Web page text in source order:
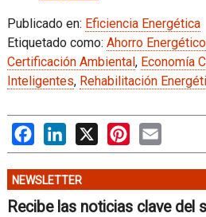
Publicado en: Eficiencia Energética
Etiquetado como: Ahorro Energético
Certificación Ambiental, Economía
Inteligentes, Rehabilitación
FacebookLinkedIn
X PinterestEmail
NEWSLETTER
Recibe las noticias clave del